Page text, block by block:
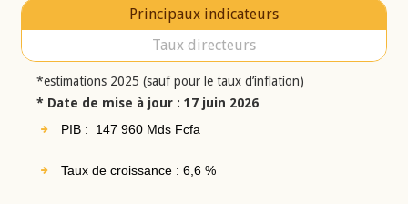
Principaux indicateurs
Taux directeurs
*estimations 2025 (sauf pour le taux d’inflation)
* Date de mise à jour : 17 juin 2026
PIB : 147 960 Mds Fcfa
Taux de croissance : 6,6 %